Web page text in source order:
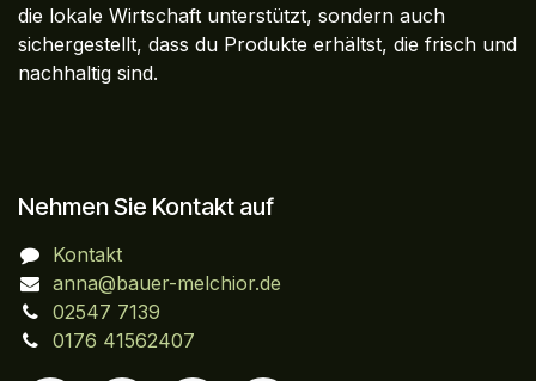
die lokale Wirtschaft unterstützt, sondern auch
sichergestellt, dass du Produkte erhältst, die frisch und
nachhaltig sind.
Nehmen Sie Kontakt auf
Kontakt
anna@bauer-melchior.de
02547 7139
0176 41562407